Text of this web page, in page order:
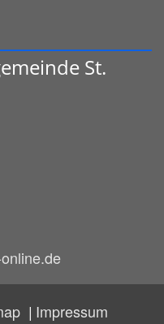
St.
Impressum